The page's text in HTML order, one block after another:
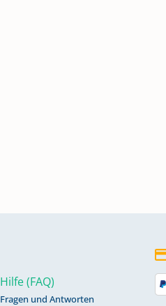
Hilfe (FAQ)
Fragen und Antworten